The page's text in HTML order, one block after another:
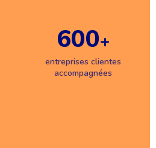
600+
entreprises clientes
accompagnées